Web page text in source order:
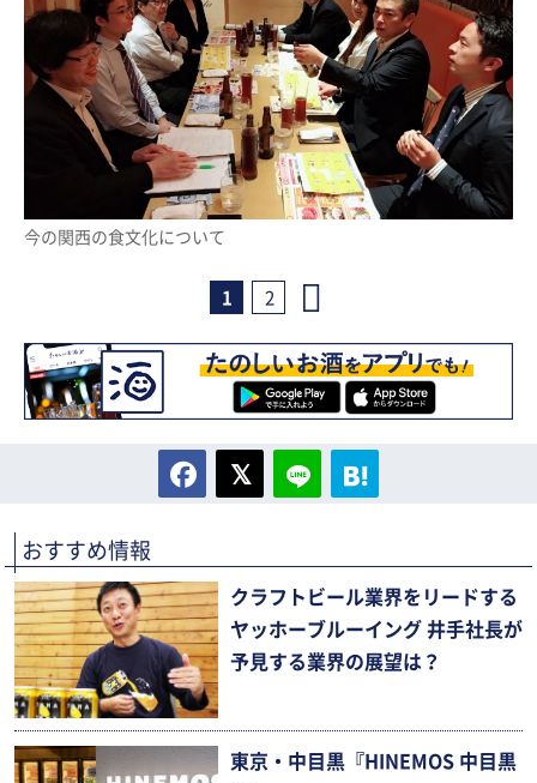
今の関西の食文化について
1 2
おすすめ情報
クラフトビール業界をリードする
ヤッホーブルーイング 井手社長が
予見する業界の展望は？
東京・中目黒『HINEMOS 中目黒